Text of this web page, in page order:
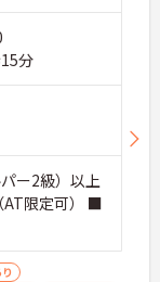
分
ー2級）以上
AT限定可） ■